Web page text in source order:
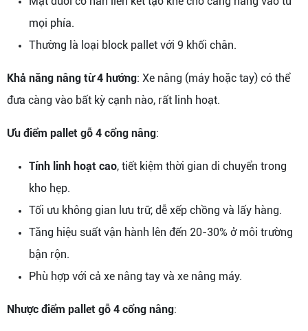
mọi phía.
Thường là loại block pallet với 9 khối chân.
Khả năng nâng từ 4 hướng: Xe nâng (máy hoặc tay) có thể
đưa càng vào bất kỳ cạnh nào, rất linh hoạt.
Ưu điểm pallet gỗ 4 cổng nâng:
Tính linh hoạt cao, tiết kiệm thời gian di chuyển trong
kho hẹp.
Tối ưu không gian lưu trữ, dễ xếp chồng và lấy hàng.
Tăng hiệu suất vận hành lên đến 20-30% ở môi trường
bận rộn.
Phù hợp với cả xe nâng tay và xe nâng máy.
Nhược điểm pallet gỗ 4 cổng nâng: